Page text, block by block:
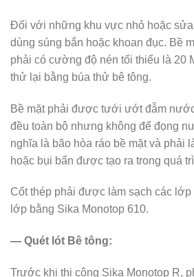
Đối với những khu vực nhỏ hoặc
dùng súng bắn hoặc khoan đục. Bề
phải có cường độ nén tối thiểu là 20
thử lại bằng búa thử bê tông.
Bề mặt phải được tưới ướt đẫm
đều toàn bộ nhưng không để đọng
nghĩa là bão hòa ráo bề mặt và phải
hoặc bụi bẩn được tạo ra trong quá
Cốt thép phải được làm sạch các lớp
lớp bằng Sika Monotop 610.
— Quét lót Bê tông:
Trước khi thi công Sika Monotop R,